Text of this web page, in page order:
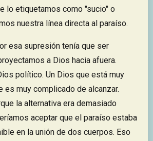
lo etiquetamos como "sucio" o
nuestra línea directa al paraíso.
esa supresión tenía que ser
a Dios hacia afuera.
político. Un Dios que está muy
es muy complicado de alcanzar.
la alternativa era demasiado
aceptar que el paraíso estaba
en la unión de dos cuerpos. Eso